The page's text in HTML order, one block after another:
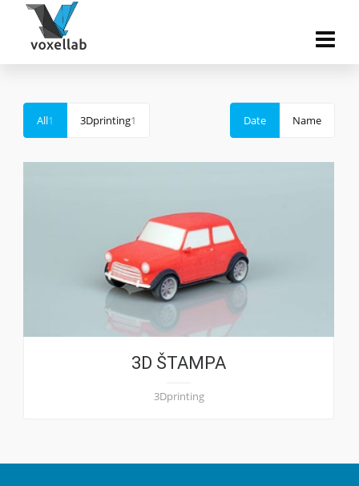
All1 3Dprinting1 Date Name
3D ŠTAMPA
3Dprinting